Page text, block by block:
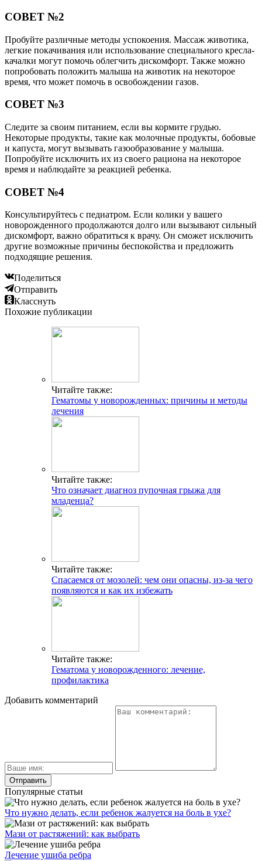
СОВЕТ №2
Пробуйте различные методы успокоения. Массаж животика,
легкие покачивания или использование специального кресла-
качалки могут помочь облегчить дискомфорт. Также можно
попробовать положить малыша на животик на некоторое
время, что может помочь в освобождении газов.
СОВЕТ №3
Следите за своим питанием, если вы кормите грудью.
Некоторые продукты, такие как молочные продукты, бобовые
и капуста, могут вызывать газообразование у малыша.
Попробуйте исключить их из своего рациона на некоторое
время и наблюдайте за реакцией ребенка.
СОВЕТ №4
Консультируйтесь с педиатром. Если колики у вашего
новорожденного продолжаются долго или вызывают сильный
дискомфорт, важно обратиться к врачу. Он сможет исключить
другие возможные причины беспокойства и предложить
подходящие решения.
Поделиться
Отправить
Класснуть
Похожие публикации
Читайте также:
Гематомы у новорожденных: причины и методы
лечения
Читайте также:
Что означает диагноз пупочная грыжа для
младенца?
Читайте также:
Спасаемся от мозолей: чем они опасны, из-за чего
появляются и как их избежать
Читайте также:
Гематома у новорожденного: лечение,
профилактика
Добавить комментарий
Популярные статьи
Что нужно делать, если ребенок жалуется на боль в ухе?
Мази от растяжений: как выбрать
Лечение ушиба ребра